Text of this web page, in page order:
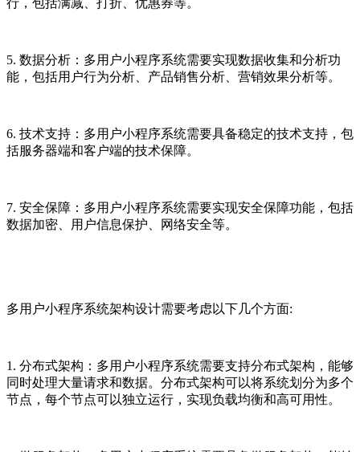
行，包括满减、打折、优惠券等。
5. 数据分析：多用户小程序系统需要实现数据收集和分析功
能，包括用户行为分析、产品销售分析、营销效果分析等。
6. 技术支持：多用户小程序系统需要具备稳定的技术支持，包
括服务器端和客户端的技术保障。
7. 安全保障：多用户小程序系统需要实现安全保障功能，包括
数据加密、用户信息保护、网络安全等。
多用户小程序系统架构设计需要考虑以下几个方面:
1. 分布式架构：多用户小程序系统需要支持分布式架构，能够
同时处理大量请求和数据。分布式架构可以将系统划分为多个
节点，每个节点可以独立运行，实现负载均衡和高可用性。